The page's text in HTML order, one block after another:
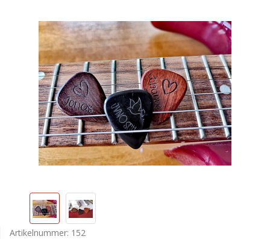
Artikelnummer: 152